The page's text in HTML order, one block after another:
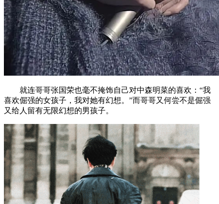
就连哥哥张国荣也毫不掩饰自己对中森明菜的喜欢：“我
喜欢倔强的女孩子，我对她有幻想。”而哥哥又何尝不是倔强
又给人留有无限幻想的男孩子。